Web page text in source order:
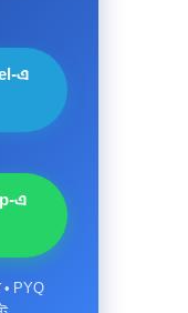
এ
এ
PYQ